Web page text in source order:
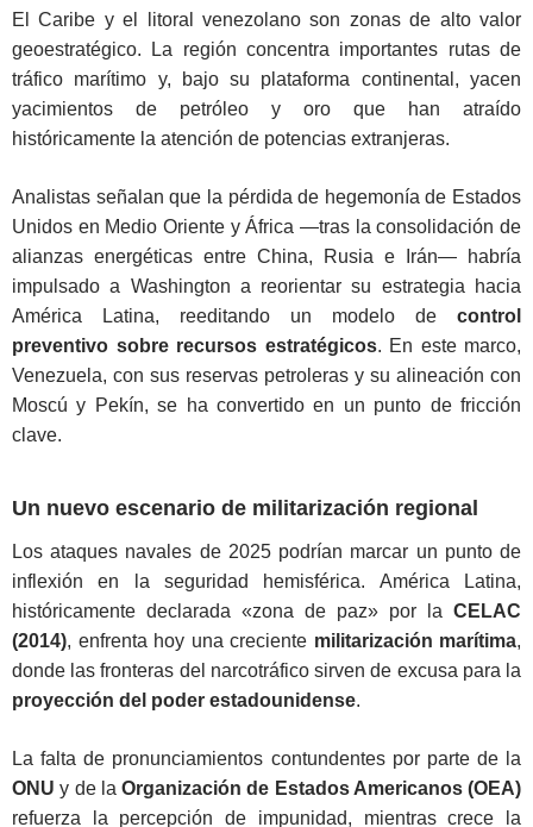
El Caribe y el litoral venezolano son zonas de alto valor
geoestratégico. La región concentra importantes rutas de
tráfico marítimo y, bajo su plataforma continental, yacen
yacimientos de petróleo y oro que han atraído
históricamente la atención de potencias extranjeras.
Analistas señalan que la pérdida de hegemonía de Estados
Unidos en Medio Oriente y África —tras la consolidación de
alianzas energéticas entre China, Rusia e Irán— habría
impulsado a Washington a reorientar su estrategia hacia
América Latina, reeditando un modelo de control
preventivo sobre recursos estratégicos. En este marco,
Venezuela, con sus reservas petroleras y su alineación con
Moscú y Pekín, se ha convertido en un punto de fricción
clave.
Un nuevo escenario de militarización regional
Los ataques navales de 2025 podrían marcar un punto de
inflexión en la seguridad hemisférica. América Latina,
históricamente declarada «zona de paz» por la CELAC
(2014), enfrenta hoy una creciente militarización marítima,
donde las fronteras del narcotráfico sirven de excusa para la
proyección del poder estadounidense.
La falta de pronunciamientos contundentes por parte de la
ONU y de la Organización de Estados Americanos (OEA)
refuerza la percepción de impunidad, mientras crece la